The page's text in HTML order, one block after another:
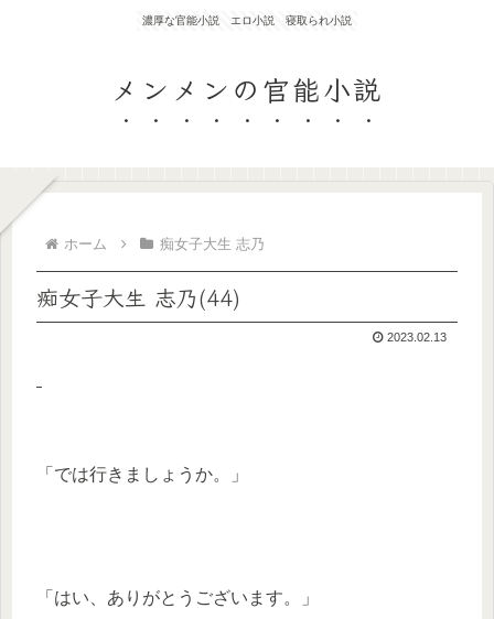
濃厚な官能小説 エロ小説 寝取られ小説
メンメンの官能小説
ホーム 痴女子大生 志乃
痴女子大生 志乃(44)
2023.02.13
「では行きましょうか。」
「はい、ありがとうございます。」